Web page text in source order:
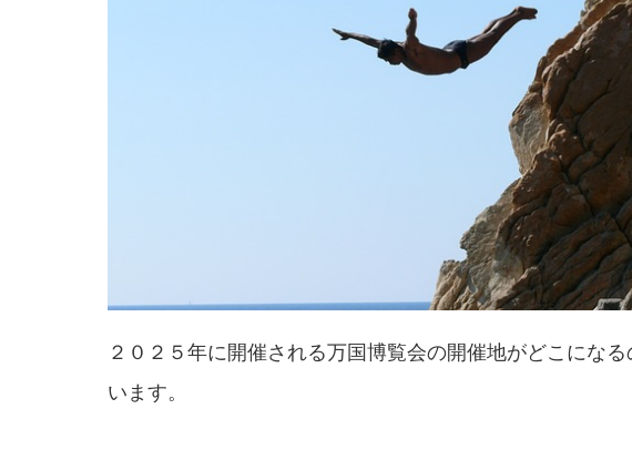
２０２５年に開催される万国博覧会の開催地がどこにな
います。